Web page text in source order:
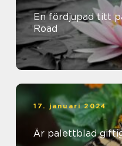
En fördjupad titt
Road
17. januari 2024
Är palettblad